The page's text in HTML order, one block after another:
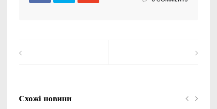
Схожі новини